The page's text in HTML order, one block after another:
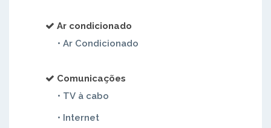
Ar condicionado
• Ar Condicionado
Comunicações
• TV à cabo
• Internet